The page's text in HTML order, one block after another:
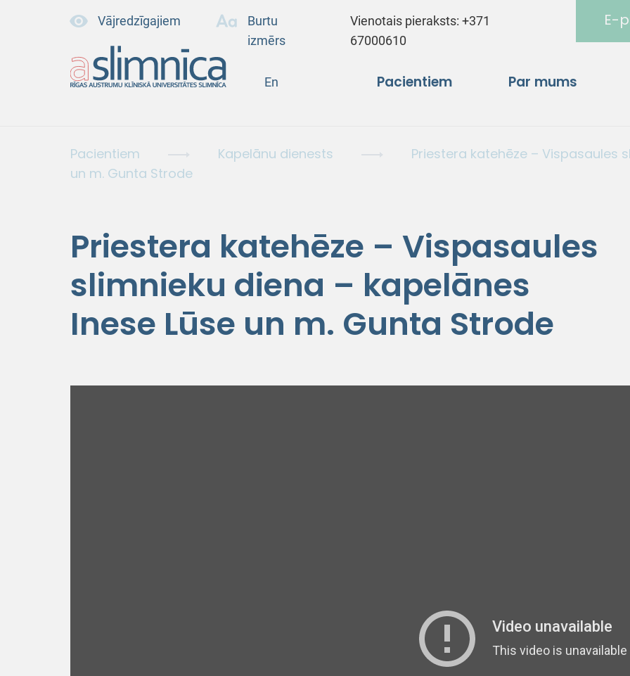
Vājredzīgajiem
Burtu
izmērs
Vienotais pieraksts:+371
67000610
E-
En Pacientiem Par mums
Pacientiem Kapelānu dienests
Priestera katehēze – Vispasaules
un m. Gunta Strode
Priestera katehēze – Vispasaules
slimnieku diena – kapelānes
Inese Lūse un m. Gunta Strode